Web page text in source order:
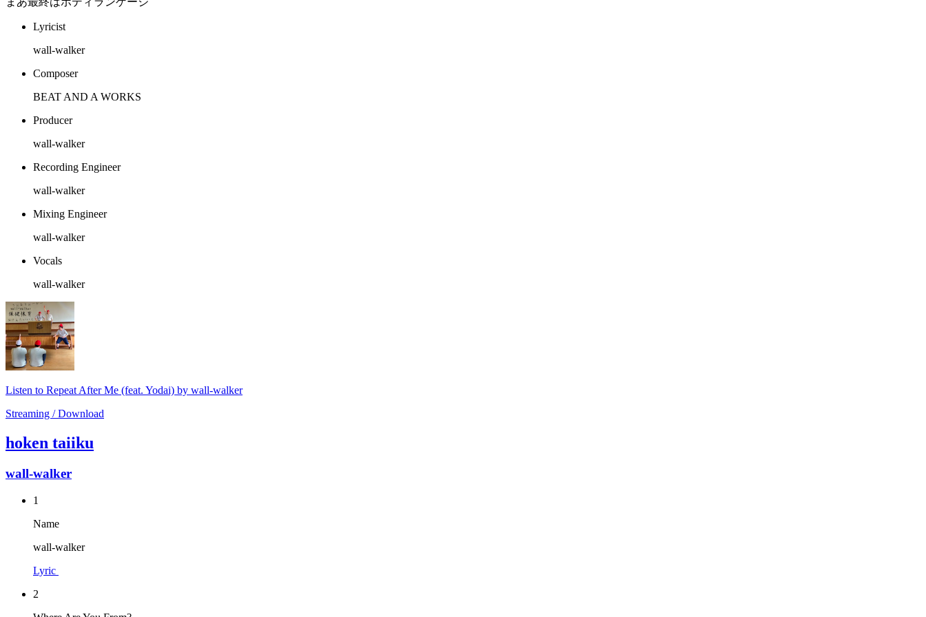
Lyricist
wall-walker
Composer
BEAT AND A WORKS
Producer
wall-walker
Recording Engineer
wall-walker
Mixing Engineer
wall-walker
Vocals
wall-walker
Listen to Repeat After Me (feat. Yodai) by wall-walker
Streaming / Download
hoken taiiku
wall-walker
1
Name
wall-walker
Lyric
2